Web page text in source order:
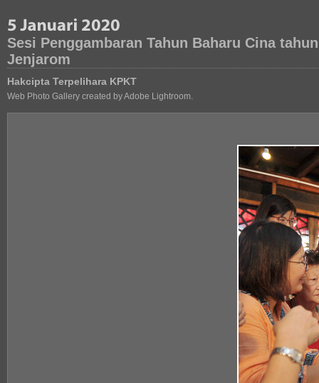
Sesi Penggambaran Tahun Baharu Cina
Jenjarom
Hakcipta Terpelihara KPKT
Web Photo Gallery created by Adobe Lightroom.